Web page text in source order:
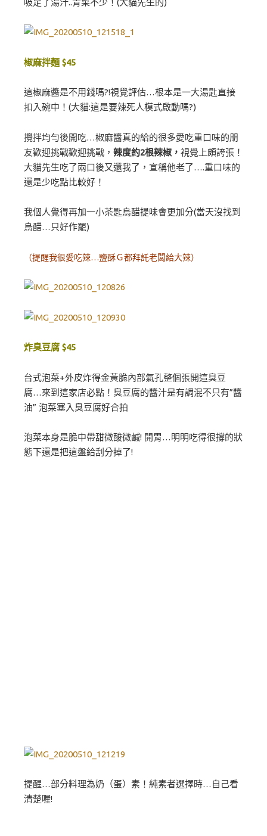
椒麻拌麵 $45
這椒麻醬是不用錢嗎?!視覺評估…根本是一大湯匙直接
扣入碗中！(大貓:這是要辣死人模式啟動嗎?)
攪拌均勻後開吃…椒麻醬真的給的很多愛吃重口味的朋
友歡迎挑戰歡迎挑戰， 辣度約2根辣椒， 視覺上頗誇張！
大貓先生吃了兩口後又還我了，宣稱他老了….重口味的
還是少吃點比較好！
我個人覺得再加一小茶匙烏醋提味會更加分(當天沒找到
烏醋…只好作罷)
（提醒我很愛吃辣…鹽酥Ｇ都拜託老闆給大辣）
炸臭豆腐 $45
台式泡菜+外皮炸得金黃脆內部氣孔整個張開這臭豆
腐…來到這家店必點！臭豆腐的醬汁是有調混不只有”醬
油” 泡菜塞入臭豆腐好合拍
泡菜本身是脆中帶甜微酸微鹹! 開胃…明明吃得很撐的狀
態下還是把這盤給刮分掉了!
提醒…部分料理為奶（蛋）素！純素者選擇時…自己看
清楚喔!